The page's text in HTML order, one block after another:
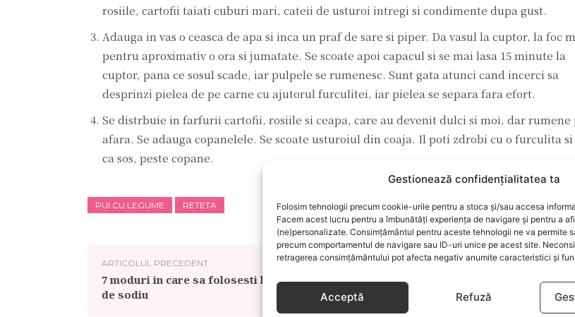
Gestionează confidențialitatea ta
Folosim tehnologii precum cookie-urile pentru a stoca și/sau accesa
Facem acest lucru pentru a îmbunătăți experiența de navigare și pentru a
(ne)personalizate. Consimțământul pentru aceste tehnologii ne va permite
precum comportamentul de navigare sau ID-uri unice pe acest site.
retragerea consimțământului pot afecta negativ anumite caracteristici și
Acceptă Refuză
rosiile, cartofii taiati cuburi mari, cateii de usturoi intregi si condimente dupa gust.
Adauga in vas o ceasca de apa si inca un praf de sare si piper. Da vasul la cuptor, la foc
pentru aproximativ o ora si jumatate. Se scoate apoi capacul si se mai lasa 15 minute la
cuptor, pana ce sosul scade, iar pulpele se rumenesc. Sunt gata atunci cand incerci sa
desprinzi pielea de pe carne cu ajutorul furculitei, iar pielea se separa fara efort.
Se distrbuie in farfurii cartofii, rosiile si ceapa, care au devenit dulci si moi, dar rumene
afara. Se adauga copanelele. Se scoate usturoiul din coaja. Il poti zdrobi cu o furculita si
ca sos, peste copane.
PUI CU LEGUME RETETA
ARTICOLUL PRECEDENT
7 moduri in care sa folosesti bicarbonatul
de sodiu
ARTICOLUL
Primele alimente pentru